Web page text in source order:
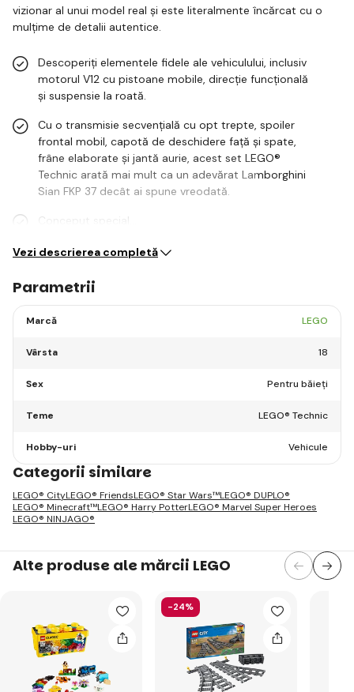
vizionar al unui model real și este literalmente încărcat cu o
mulțime de detalii autentice.
Descoperiți elementele fidele ale vehiculului, inclusiv
motorul V12 cu pistoane mobile, direcție funcțională
și suspensie la roată.
Cu o transmisie secvențială cu opt trepte, spoiler
frontal mobil, capotă de deschidere față și spate,
frâne elaborate și jantă aurie, acest set LEGO®
Technic arată mai mult ca un adevărat Lamborghini
Sian FKP 37 decât ai spune vreodată.
Conceput special…
Vezi descrierea completă
Parametrii
Marcă LEGO
Vârsta 18
Sex Pentru băieți
Teme LEGO® Technic
Hobby-uri Vehicule
Categorii similare
LEGO® CityLEGO® FriendsLEGO® Star Wars™LEGO® DUPLO®
LEGO® Minecraft™LEGO® Harry PotterLEGO® Marvel Super Heroes
LEGO® NINJAGO®
Alte produse ale mărcii LEGO
-24%